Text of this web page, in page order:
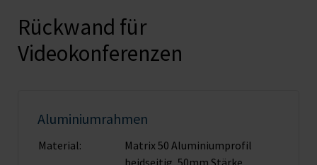
Rückwand für
Videokonferenzen
Aluminiumrahmen
Material:
Matrix 50 Aluminiumprofil